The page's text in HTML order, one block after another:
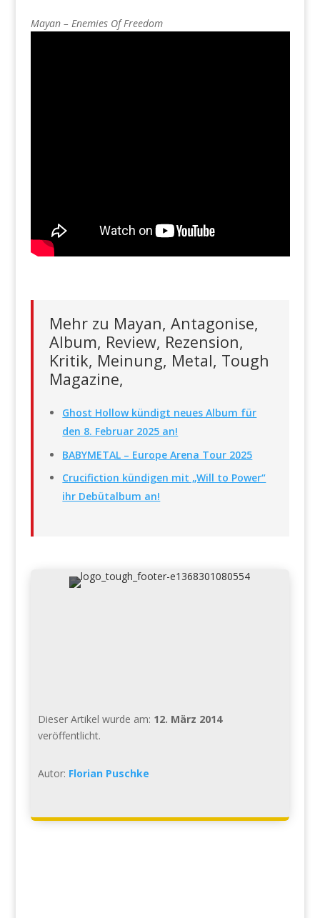
Mayan – Enemies Of Freedom
Mehr zu Mayan, Antagonise,
Album, Review, Rezension,
Kritik, Meinung, Metal, Tough
Magazine,
Ghost Hollow kündigt neues Album für
den 8. Februar 2025 an!
BABYMETAL – Europe Arena Tour 2025
Crucifiction kündigen mit „Will to Power“
ihr Debütalbum an!
Dieser Artikel wurde am: 12. März 2014
veröffentlicht.
Autor: Florian Puschke